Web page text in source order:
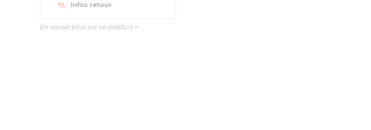
Infos retour
En savoir plus sur ce produit +